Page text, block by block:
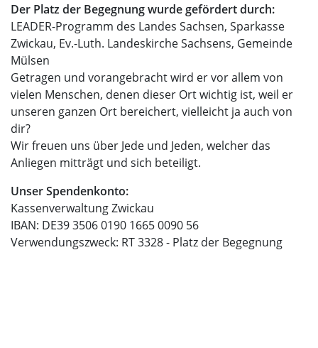
Der Platz der Begegnung wurde gefördert durch:
LEADER-Programm des Landes Sachsen, Sparkasse
Zwickau, Ev.-Luth. Landeskirche Sachsens, Gemeinde
Mülsen
Getragen und vorangebracht wird er vor allem von
vielen Menschen, denen dieser Ort wichtig ist, weil er
unseren ganzen Ort bereichert, vielleicht ja auch von
dir?
Wir freuen uns über Jede und Jeden, welcher das
Anliegen mitträgt und sich beteiligt.
Unser Spendenkonto:
Kassenverwaltung Zwickau
IBAN: DE39 3506 0190 1665 0090 56
Verwendungszweck: RT 3328 - Platz der Begegnung